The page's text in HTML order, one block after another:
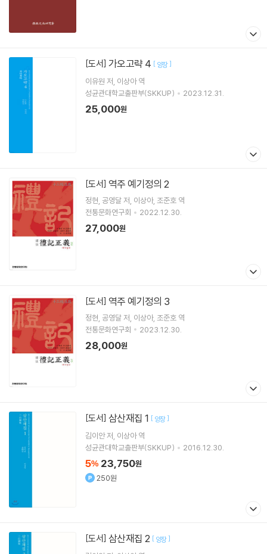
[도서] 가오고략 4 [ 양장]
이유원 저 이상아역
성균관대학교출판부(SKKUP)
2023.12.31.
25,000원
[도서] 역주 예기정의 2
정현 공영달저 이상아 조준호 역
전통문화연구회
2022.12.30.
27,000원
[도서] 역주 예기정의 3
정현 공영달저 이상아 조준호 역
전통문화연구회
2023.12.30.
28,000원
[도서] 삼산재집 1 [ 양장]
김이안저 이상아역
성균관대학교출판부(SKKUP)
2016.12.30.
5% 23,750원
250원
[도서] 삼산재집 2 [ 양장]